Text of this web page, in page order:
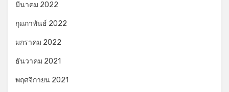
มีนาคม 2022
กุมภาพันธ์ 2022
มกราคม 2022
ธันวาคม 2021
พฤศจิกายน 2021